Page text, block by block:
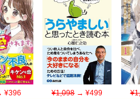
¥1,098→ ¥499